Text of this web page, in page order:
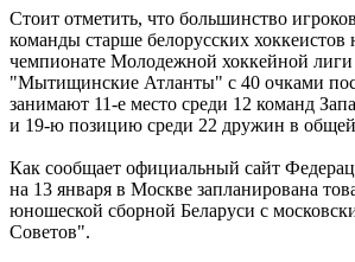
Стоит отметить, что большинство
команды старше белорусских хоккеистов
чемпионате Молодежной хоккейной
"Мытищинские Атланты" с 40 очками
занимают 11-е место среди 12 команд
и 19-ю позицию среди 22 дружин в общей
Как сообщает официальный сайт
на 13 января в Москве запланирована
юношеской сборной Беларуси с
Советов".